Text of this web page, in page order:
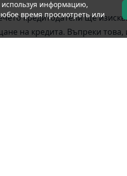
кредитодатели ще
на кредита. Въпреки това,
используя информацию,
время просмотреть или